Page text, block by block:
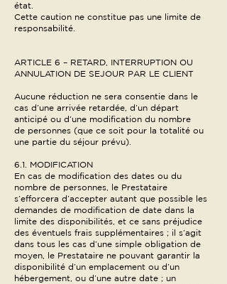
état.
Cette caution ne constitue pas une limite de
responsabilité.
ARTICLE 6 – RETARD, INTERRUPTION OU
ANNULATION DE SEJOUR PAR LE CLIENT
Aucune réduction ne sera consentie dans le
cas d’une arrivée retardée, d’un départ
anticipé ou d’une modification du nombre
de personnes (que ce soit pour la totalité ou
une partie du séjour prévu).
6.1. MODIFICATION
En cas de modification des dates ou du
nombre de personnes, le Prestataire
s’efforcera d’accepter autant que possible les
demandes de modification de date dans la
limite des disponibilités, et ce sans préjudice
des éventuels frais supplémentaires ; il s’agit
dans tous les cas d’une simple obligation de
moyen, le Prestataire ne pouvant garantir la
disponibilité d’un emplacement ou d’un
hébergement, ou d’une autre date ; un